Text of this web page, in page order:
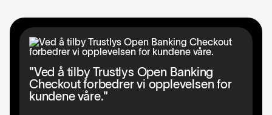
"Ved å tilby Trustlys Open Banking
Checkout forbedrer vi opplevelsen for
kundene våre."